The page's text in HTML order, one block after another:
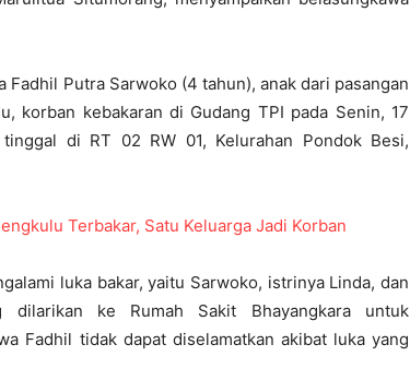
Putra Sarwoko (4 tahun), anak dari pasangan
korban kebakaran di Gudang TPI pada Senin, 17
di RT 02 RW 01, Kelurahan Pondok Besi,
Terbakar, Satu Keluarga Jadi Korban
luka bakar, yaitu Sarwoko, istrinya Linda, dan
dilarikan ke Rumah Sakit Bhayangkara untuk
Fadhil tidak dapat diselamatkan akibat luka yang